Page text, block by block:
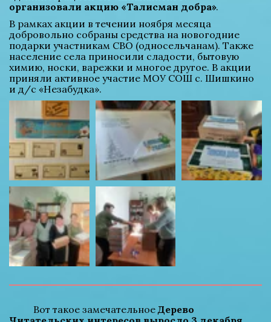
организовали акцию «Талисман добра».
В рамках акции в течении ноября месяца
добровольно собраны средства на новогодние
подарки участникам СВО (односельчанам). Также
население села приносили сладости, бытовую
химию, носки, варежки и многое другое. В акции
приняли активное участие МОУ СОШ с. Шишкино
и д/с «Незабудка».
          Вот такое замечательное
Дерево